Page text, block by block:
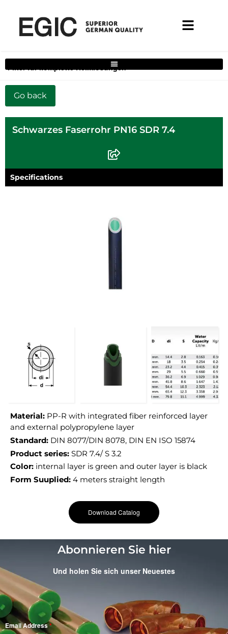
Filter für komplette Heimlösungen
Schwarzes Faserrohr PN16 SDR 7.4
Specifications
Material: PP-R with integrated fiber reinforced layer
and external polypropylene layer
Standard: DIN 8077/DIN 8078, DIN EN ISO 15874
Product series: SDR 7.4/ S 3.2
Color: internal layer is green and outer layer is black
Form Suuplied: 4 meters straight length
Download Catalog
Abonnieren Sie hier
Und holen Sie sich unser Neuestes
Email Address*